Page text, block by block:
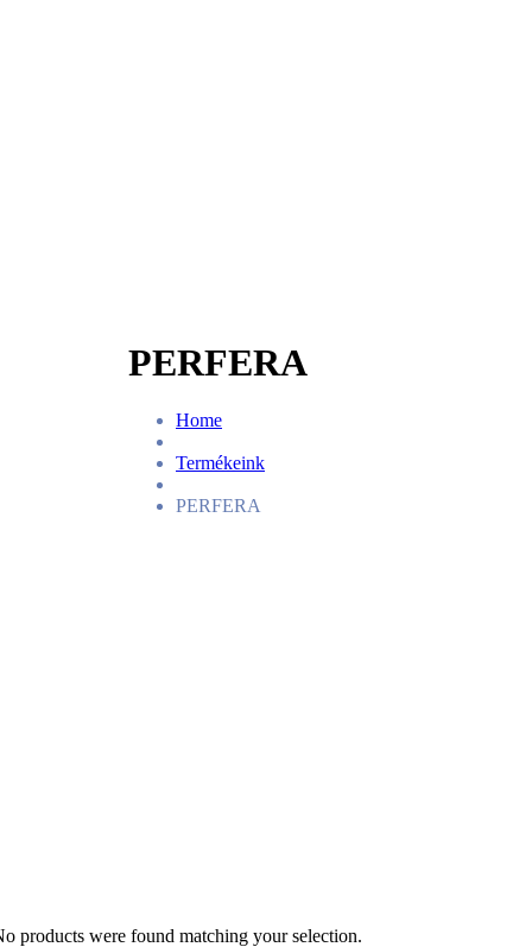
PERFERA
Home
Termékeink
PERFERA
products were found matching your selection.